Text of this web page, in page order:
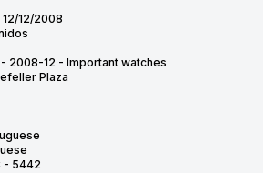
12/12/2008
2008-12 - Important watches
Plaza
- 5442